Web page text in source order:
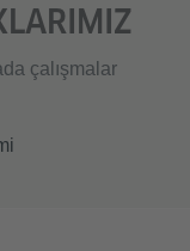
çalışmalar